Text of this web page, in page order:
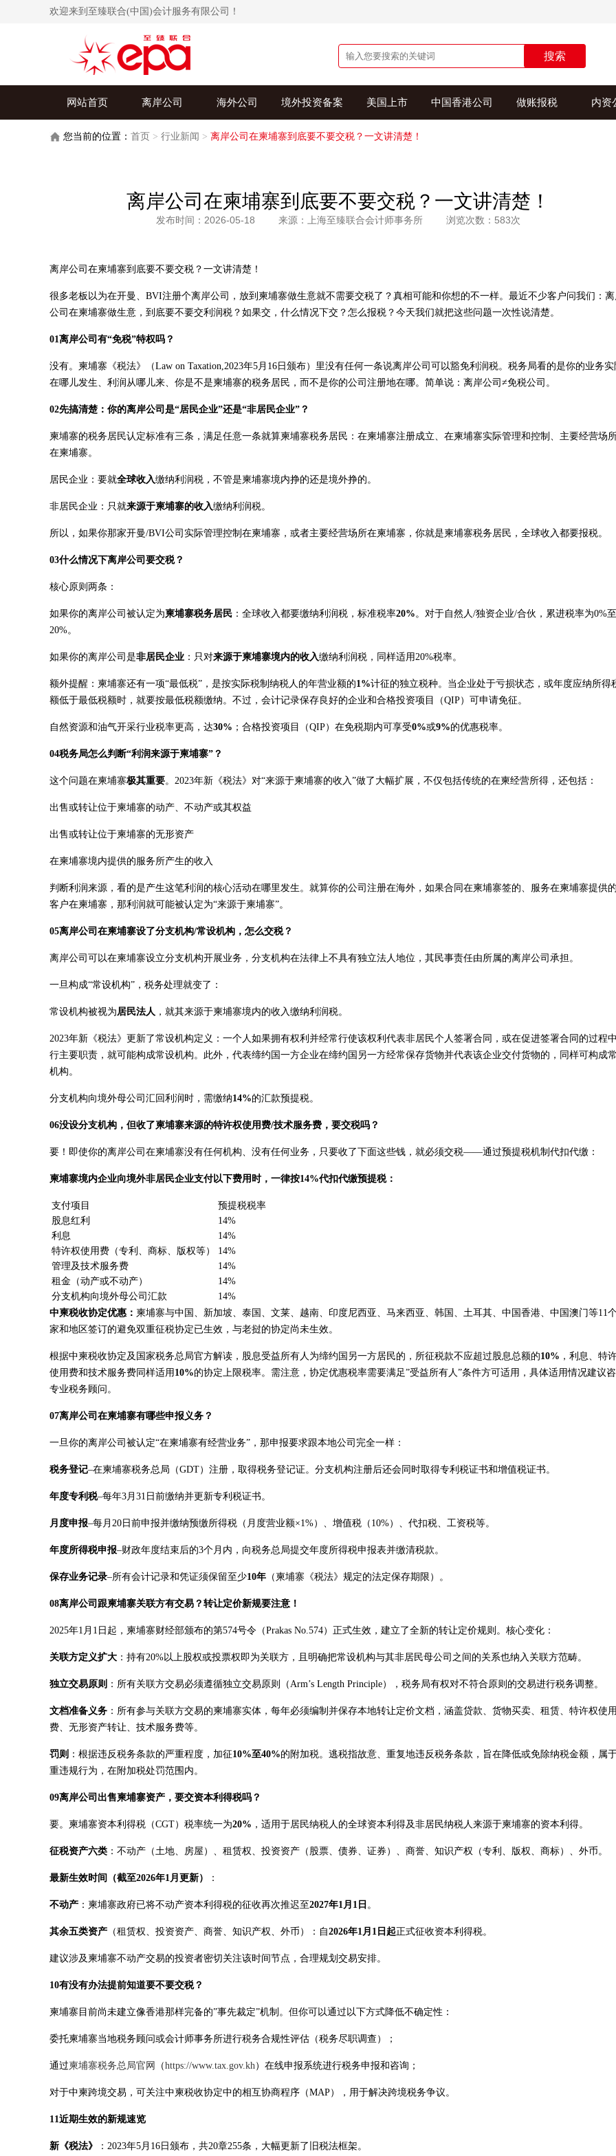
欢迎来到至臻联合(中国)会计服务有限公司！
搜索
网站首页 离岸公司 海外公司 境外投资备案 美国上市 中国香港公司 做账报税 内资
您当前的位置： 首页 > 行业新闻 > 离岸公司在柬埔寨到底要不要交税？一文讲清楚！
离岸公司在柬埔寨到底要不要交税？一文讲清楚！
发布时间：2026-05-18 来源：上海至臻联合会计师事务所 浏览次数：583次
离岸公司在柬埔寨到底要不要交税？一文讲清楚！
很多老板以为在开曼、BVI注册个离岸公司，放到柬埔寨做生意就不需要交税了？真相可能和你想的不一样。最近不少客户问我们：
公司在柬埔寨做生意，到底要不要交利润税？如果交，什么情况下交？怎么报税？今天我们就把这些问题一次性说清楚。
01离岸公司有“免税”特权吗？
没有。柬埔寨《税法》（Law on Taxation,2023年5月16日颁布）里没有任何一条说离岸公司可以豁免利润税。税务局看的是你的业务实
在哪儿发生、利润从哪儿来、你是不是柬埔寨的税务居民，而不是你的公司注册地在哪。简单说：离岸公司≠免税公司。
02先搞清楚：你的离岸公司是“居民企业”还是“非居民企业”？
柬埔寨的税务居民认定标准有三条，满足任意一条就算柬埔寨税务居民：在柬埔寨注册成立、在柬埔寨实际管理和控制、主要经营场
在柬埔寨。
居民企业：要就全球收入缴纳利润税，不管是柬埔寨境内挣的还是境外挣的。
非居民企业：只就来源于柬埔寨的收入缴纳利润税。
所以，如果你那家开曼/BVI公司实际管理控制在柬埔寨，或者主要经营场所在柬埔寨，你就是柬埔寨税务居民，全球收入都要报税。
03什么情况下离岸公司要交税？
核心原则两条：
如果你的离岸公司被认定为柬埔寨税务居民 ：全球收入都要缴纳利润税，标准税率20%。对于自然人/独资企业/合伙，累进税率为0%至
20%。
如果你的离岸公司是非居民企业 ：只对来源于柬埔寨境内的收入缴纳利润税，同样适用20%税率。
额外提醒：柬埔寨还有一项“最低税”，是按实际税制纳税人的年营业额的1%计征的独立税种。当企业处于亏损状态，或年度应纳所得
额低于最低税额时，就要按最低税额缴纳。不过，会计记录保存良好的企业和合格投资项目（QIP）可申请免征。
自然资源和油气开采行业税率更高，达30% ；合格投资项目（QIP）在免税期内可享受0%或9%的优惠税率。
04税务局怎么判断“利润来源于柬埔寨”？
这个问题在柬埔寨极其重要。2023年新《税法》对“来源于柬埔寨的收入”做了大幅扩展，不仅包括传统的在柬经营所得，还包括：
出售或转让位于柬埔寨的动产、不动产或其权益
出售或转让位于柬埔寨的无形资产
在柬埔寨境内提供的服务所产生的收入
判断利润来源，看的是产生这笔利润的核心活动在哪里发生。就算你的公司注册在海外，如果合同在柬埔寨签的、服务在柬埔寨提供的
客户在柬埔寨，那利润就可能被认定为“来源于柬埔寨”。
05离岸公司在柬埔寨设了分支机构/常设机构，怎么交税？
离岸公司可以在柬埔寨设立分支机构开展业务，分支机构在法律上不具有独立法人地位，其民事责任由所属的离岸公司承担。
一旦构成“常设机构”，税务处理就变了：
常设机构被视为居民法人 ，就其来源于柬埔寨境内的收入缴纳利润税。
2023年新《税法》更新了常设机构定义：一个人如果拥有权利并经常行使该权利代表非居民个人签署合同，或在促进签署合同的过程
行主要职责，就可能构成常设机构。此外，代表缔约国一方企业在缔约国另一方经常保存货物并代表该企业交付货物的，同样可构成
机构。
分支机构向境外母公司汇回利润时，需缴纳14%的汇款预提税。
06没设分支机构，但收了柬埔寨来源的特许权使用费/技术服务费，要交税吗？
要！即使你的离岸公司在柬埔寨没有任何机构、没有任何业务，只要收了下面这些钱，就必须交税——通过预提税机制代扣代缴：
柬埔寨境内企业向境外非居民企业支付以下费用时，一律按14%代扣代缴预提税：
支付项目
预提税税率
股息红利
14%
利息
14%
特许权使用费（专利、商标、版权等）
14%
管理及技术服务费
14%
租金（动产或不动产）
14%
分支机构向境外母公司汇款
14%
中柬税收协定优惠： 柬埔寨与中国、新加坡、泰国、文莱、越南、印度尼西亚、马来西亚、韩国、土耳其、中国香港、中国澳门等11
家和地区签订的避免双重征税协定已生效，与老挝的协定尚未生效。
根据中柬税收协定及国家税务总局官方解读，股息受益所有人为缔约国另一方居民的，所征税款不应超过股息总额的10% ，利息、特
使用费和技术服务费同样适用 10%的协定上限税率。需注意，协定优惠税率需要满足”受益所有人”条件方可适用，具体适用情况建议
专业税务顾问。
07离岸公司在柬埔寨有哪些申报义务？
一旦你的离岸公司被认定“在柬埔寨有经营业务”，那申报要求跟本地公司完全一样：
税务登记–在柬埔寨税务总局（GDT）注册，取得税务登记证。分支机构注册后还会同时取得专利税证书和增值税证书。
年度专利税–每年3月31日前缴纳并更新专利税证书。
月度申报–每月20日前申报并缴纳预缴所得税（月度营业额×1%）、增值税（10%）、代扣税、工资税等。
年度所得税申报–财政年度结束后的3个月内，向税务总局提交年度所得税申报表并缴清税款。
保存业务记录–所有会计记录和凭证须保留至少10年 （柬埔寨《税法》规定的法定保存期限）。
08离岸公司跟柬埔寨关联方有交易？转让定价新规要注意！
2025年1月1日起，柬埔寨财经部颁布的第574号令（Prakas No.574）正式生效，建立了全新的转让定价规则。核心变化：
关联方定义扩大 ：持有20%以上股权或投票权即为关联方，且明确把常设机构与其非居民母公司之间的关系也纳入关联方范畴。
独立交易原则 ：所有关联方交易必须遵循独立交易原则（Arm’s Length Principle），税务局有权对不符合原则的交易进行税务调整。
文档准备义务 ：所有参与关联方交易的柬埔寨实体，每年必须编制并保存本地转让定价文档，涵盖贷款、货物买卖、租赁、特许权使用
费、无形资产转让、技术服务费等。
罚则 ：根据违反税务条款的严重程度，加征10%至40%的附加税。逃税指故意、重复地违反税务条款，旨在降低或免除纳税金额，属
重违规行为，在附加税处罚范围内。
09离岸公司出售柬埔寨资产，要交资本利得税吗？
要。柬埔寨资本利得税（CGT）税率统一为20% ，适用于居民纳税人的全球资本利得及非居民纳税人来源于柬埔寨的资本利得。
征税资产六类 ：不动产（土地、房屋）、租赁权、投资资产（股票、债券、证券）、商誉、知识产权（专利、版权、商标）、外币。
最新生效时间（截至2026年1月更新） ：
不动产 ：柬埔寨政府已将不动产资本利得税的征收再次推迟至2027年1月1日 。
其余五类资产 （租赁权、投资资产、商誉、知识产权、外币）：自2026年1月1日起正式征收资本利得税。
建议涉及柬埔寨不动产交易的投资者密切关注该时间节点，合理规划交易安排。
10有没有办法提前知道要不要交税？
柬埔寨目前尚未建立像香港那样完备的”事先裁定”机制。但你可以通过以下方式降低不确定性：
委托柬埔寨当地税务顾问或会计师事务所进行税务合规性评估（税务尽职调查）；
通过柬埔寨税务总局官网 （https://www.tax.gov.kh）在线申报系统进行税务申报和咨询；
对于中柬跨境交易，可关注中柬税收协定中的相互协商程序（MAP），用于解决跨境税务争议。
11近期生效的新规速览
新《税法》 ：2023年5月16日颁布，共20章255条，大幅更新了旧税法框架。